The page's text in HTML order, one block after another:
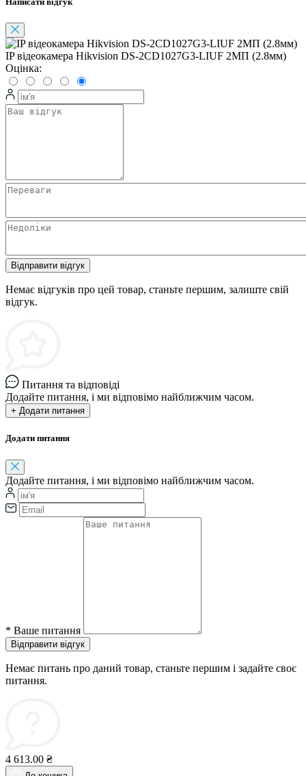
IP відеокамера Hikvision DS-2CD1027G3-LIUF 2МП (2.8мм)
Оцінка:
Відправити відгук
Немає відгуків про цей товар, станьте першим, залиште свій
відгук.
Питання та відповіді
Додайте питання, і ми відповімо найближчим часом.
+ Додати питання
Додати питання
Додайте питання, і ми відповімо найближчим часом.
* Ваше питання
Відправити відгук
Немає питань про даний товар, станьте першим і задайте своє
питання.
4 613.00 ₴